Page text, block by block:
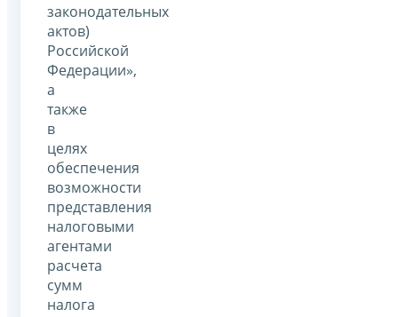
законодательных
актов)
Российской
Федерации»,
а
также
в
целях
обеспечения
возможности
представления
налоговыми
агентами
расчета
сумм
налога